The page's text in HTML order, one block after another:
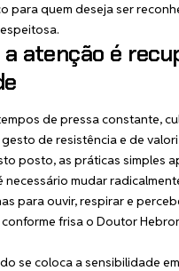
para quem deseja ser
atenção é
de pressa constante,
de resistência e de
posto, as práticas simples
necessário mudar
para ouvir, respirar e
frisa o Doutor
se coloca a sensibilidade